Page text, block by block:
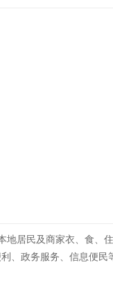
居民及商家衣、食、
、政务服务、信息便民